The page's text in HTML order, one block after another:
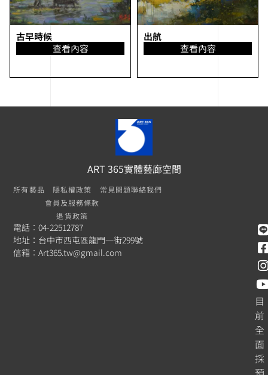
古早時候
查看內容
出航
查看內容
ART 365實體藝廊空間
所有藝品
隱私權政策
會員及服務條款
退貨政策
常見問題聯絡我們
電話：04-22512787
地址：台中市西屯區龍門一街299號
信箱：Art365.tw@gmail.com
目
前
全
面
採